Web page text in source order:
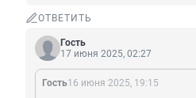
ОТВЕТИТЬ
Гость
17 июня 2025, 02:27
Гость16 июня 2025, 19:15